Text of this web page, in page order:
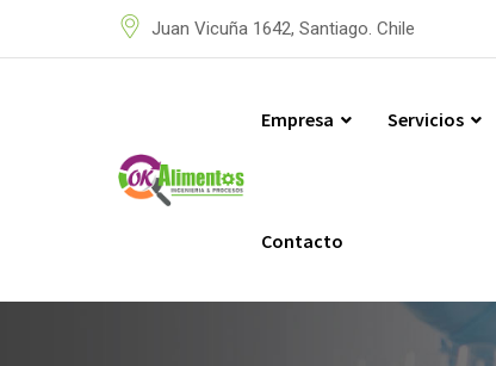
Juan Vicuña 1642, Santiago. Chile
Empresa Servicios
Contacto